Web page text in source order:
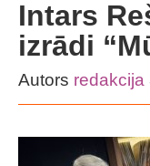
Intars
izrādi
Autors redakcija